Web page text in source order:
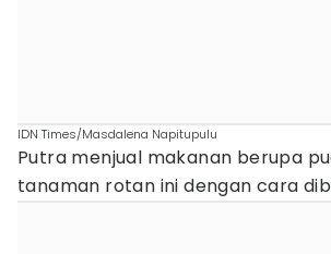
IDN Times/Masdalena Napitupulu
Putra menjual makanan berupa
tanaman rotan ini dengan cara